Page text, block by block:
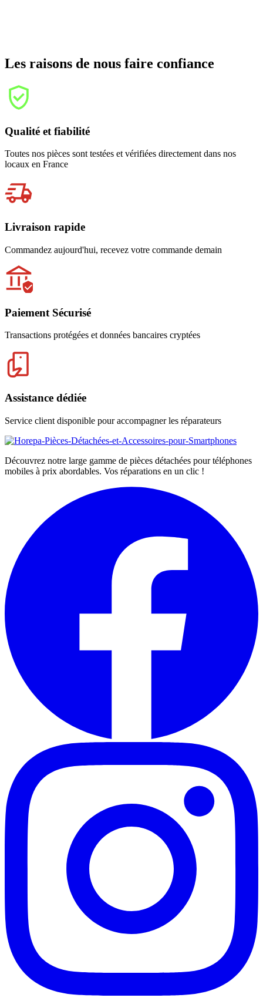
Les raisons de nous faire confiance
Qualité et fiabilité
Toutes nos pièces sont testées et vérifiées directement dans nos
locaux en France
Livraison rapide
Commandez aujourd'hui, recevez votre commande demain
Paiement Sécurisé
Transactions protégées et données bancaires cryptées
Assistance dédiée
Service client disponible pour accompagner les réparateurs
Découvrez notre large gamme de pièces détachées pour téléphones
mobiles à prix abordables. Vos réparations en un clic !